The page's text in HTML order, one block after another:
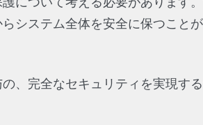
システム全体を安全に保つこと
、完全なセキュリティを実現す